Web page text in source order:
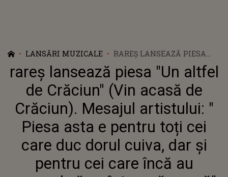
LANSĂRI MUZICALE
RAREȘ LANSEAZĂ PIESA
"UN ALTFEL DE CRĂCIUN"
(VIN ACASĂ DE CRĂCIUN).
MESAJUL ARTISTULUI: "
PIESA ASTA E PENTRU TOȚI
CEI CARE DUC DORUL CUIVA,
DAR ȘI PENTRU CEI CARE
ÎNCĂ AU NOROCUL SĂ SE
ÎNTOARCĂ ACASĂ"
rareș lansează piesa "Un altfel
de Crăciun" (Vin acasă de
Crăciun). Mesajul artistului: "
Piesa asta e pentru toți cei
care duc dorul cuiva, dar și
pentru cei care încă au